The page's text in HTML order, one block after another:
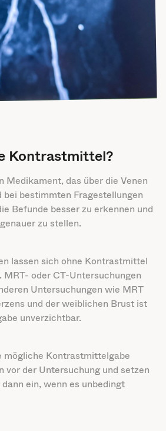
Kontrastmittel?
das über die Venen
bestimmten Fragestellungen
Befunde besser zu erkennen und
zu stellen.
lassen sich ohne Kontrastmittel
oder CT-Untersuchungen
Untersuchungen wie MRT
und der weiblichen Brust ist
unverzichtbar.
mögliche Kontrastmittelgabe
vor der Untersuchung und setzen
ein, wenn es unbedingt